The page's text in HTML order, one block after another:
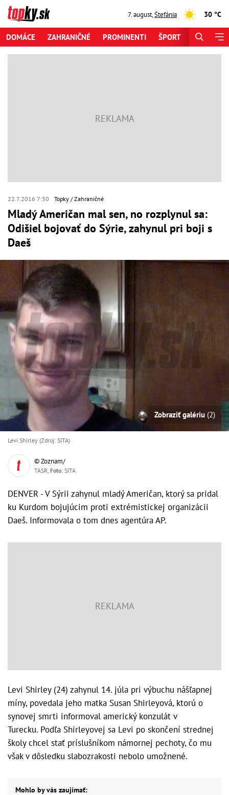
7. august,Štefánia 30 °C
DOMÁCE ZAHRANIČNÉ PROMINENTI ŠPORT
22.7.2016 7:30 Topky Zahraničné
Mladý Američan mal sen, no rozplynul sa:
Odišiel bojovať do Sýrie, zahynul pri boji s
Daeš
Zobraziť galériu (2)
Levi Shirley (Zdroj: SITA)
© Zoznam/
TASR, Foto: SITA
DENVER - V Sýrii zahynul mladý Američan, ktorý sa pridal
ku Kurdom bojujúcim proti extrémistickej organizácii
Daeš. Informovala o tom dnes agentúra AP.
Levi Shirley (24) zahynul 14. júla pri výbuchu nášľapnej
míny, povedala jeho matka Susan Shirleyová, ktorú o
synovej smrti informoval americký konzulát v
Turecku. Podľa Shirleyovej sa Levi po skončení strednej
školy chcel stať príslušníkom námornej pechoty, čo mu
však v dôsledku slabozrakosti nebolo umožnené.
Mohlo by vás zaujímať: